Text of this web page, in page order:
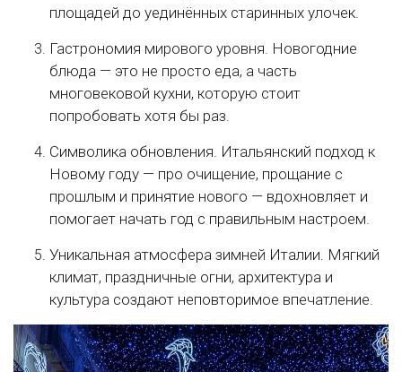
площадей до уединённых старинных улочек.
Гастрономия мирового уровня. Новогодние
блюда — это не просто еда, а часть
многовековой кухни, которую стоит
попробовать хотя бы раз.
Символика обновления. Итальянский подход к
Новому году — про очищение, прощание с
прошлым и принятие нового — вдохновляет и
помогает начать год с правильным настроем.
Уникальная атмосфера зимней Италии. Мягкий
климат, праздничные огни, архитектура и
культура создают неповторимое впечатление.